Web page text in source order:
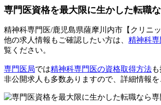
専門医資格を最大限に生かした転職
精神科専門医/鹿児島県薩摩川内市【クリニ
他の求人情報もご確認したい方は、 精神科
覧ください。
専門医局では精神科専門医の資格取得方法
非公開求人も多数ありますので、詳細情報